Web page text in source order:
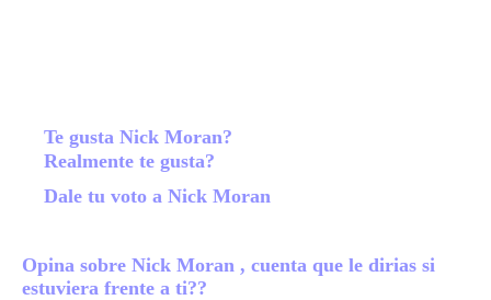
Te gusta Nick Moran?
Realmente te gusta?
Dale tu voto a Nick Moran
Opina sobre Nick Moran , cuenta que le dirias si
estuviera frente a ti??